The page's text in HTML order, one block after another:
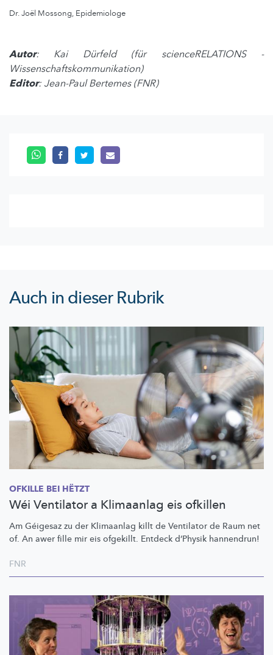
Dr. Joël Mossong, Epidemiologe
Autor: Kai Dürfeld (für scienceRELATIONS -
Wissenschaftskommunikation)
Editor: Jean-Paul Bertemes (FNR)
Auch in dieser Rubrik
OFKILLE BEI HËTZT
Wéi Ventilator a Klimaanlag eis ofkillen
Am Géigesaz zu der Klimaanlag killt de Ventilator de Raum net
of. An awer fille mir eis ofgekillt. Entdeck d’Physik hannendrun!
FNR